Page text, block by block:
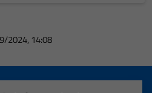
2024, 14:08